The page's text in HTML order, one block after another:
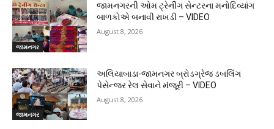
જામનગર
જામનગરની ઓમ ટ્રેનીંગ સેન્ટરના મનોદિવ્યાંગ
બાળકોએ બનાવી રાખડી – VIDEO
August 8, 2026
જામનગર
અલિયાબાડા-જામનગર બ્રોડગ્રેજ ડબલિંગ
પેસેન્જર રેલ સેવાને મંજૂરી – VIDEO
August 8, 2026